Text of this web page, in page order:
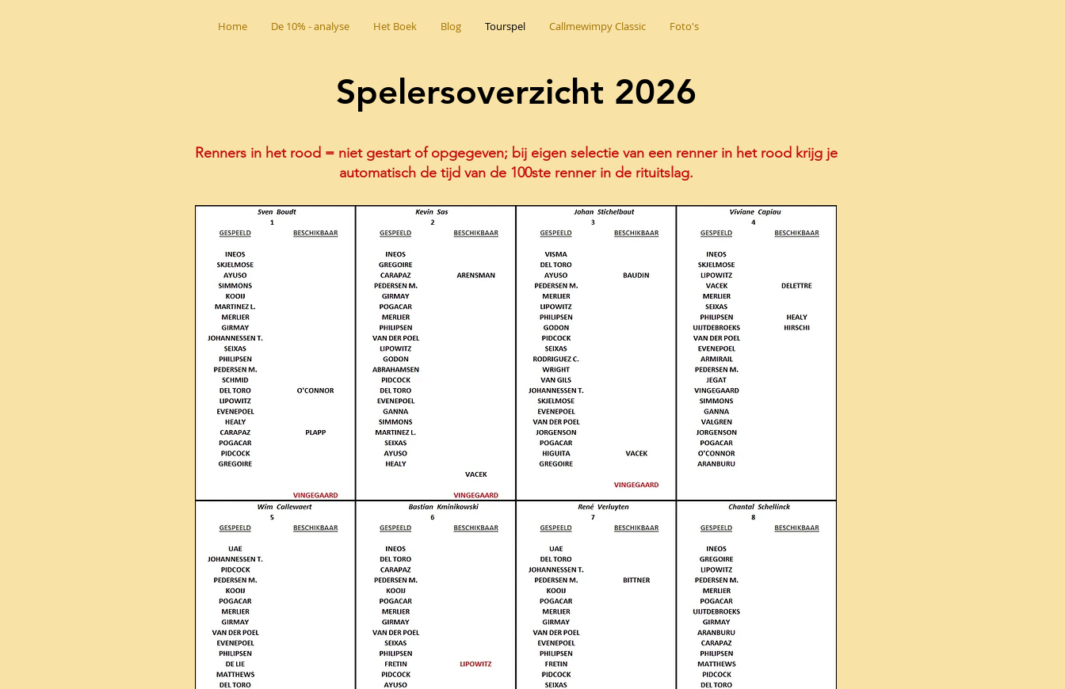
Home De 10% - analyse Het Boek Blog Tourspel Callmewimpy Classic Foto's
Spelersoverzicht 2026
Renners in het rood = niet gestart of opgegeven; bij eigen selectie van een renner in het rood krijg je
automatisch de tijd van de 100ste renner in de rituitslag.